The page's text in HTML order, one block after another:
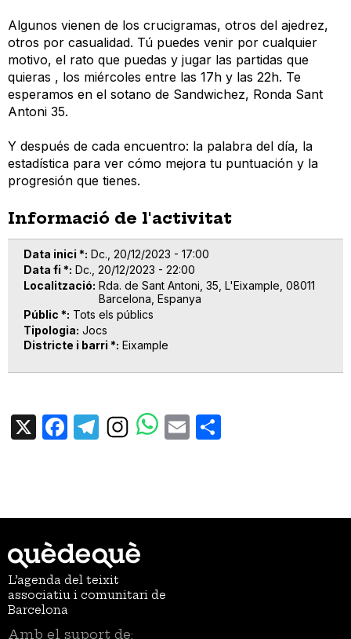
Algunos vienen de los crucigramas, otros del ajedrez,
otros por casualidad. Tú puedes venir por cualquier
motivo, el rato que puedas y jugar las partidas que
quieras , los miércoles entre las 17h y las 22h. Te
esperamos en el sotano de Sandwichez, Ronda Sant
Antoni 35.
Y después de cada encuentro: la palabra del día, la
estadística para ver cómo mejora tu puntuación y la
progresión que tienes.
Informació de l'activitat
Data inici * Dc., 20/12/2023 - 17:00
Data fi * Dc., 20/12/2023 - 22:00
Localització Rda. de Sant Antoni, 35, L'Eixample, 08011
Barcelona, Espanya
Públic * Tots els públics
Tipologia Jocs
Districte i barri * Eixample
X Facebook
TelegramEmail
L’agenda del teixit
associatiu i comunitari de
Barcelona
Amb el suport de: